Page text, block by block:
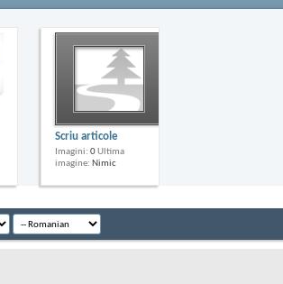
Scriu articole
Imagini 0Ultima
imagine Nimic